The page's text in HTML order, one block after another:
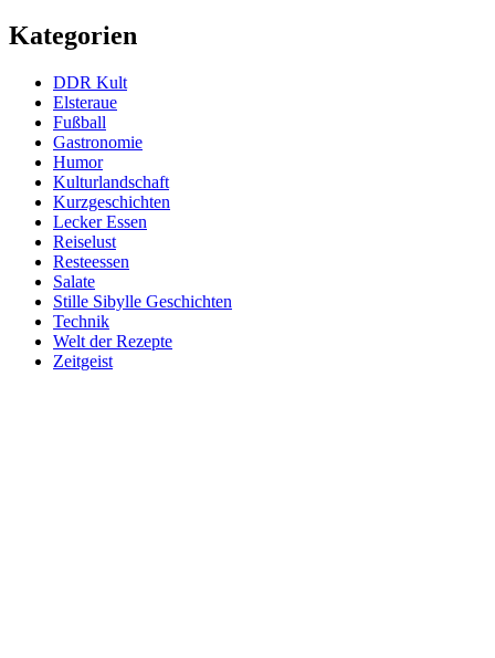
Kategorien
DDR Kult
Elsteraue
Fußball
Gastronomie
Humor
Kulturlandschaft
Kurzgeschichten
Lecker Essen
Reiselust
Resteessen
Salate
Stille Sibylle Geschichten
Technik
Welt der Rezepte
Zeitgeist